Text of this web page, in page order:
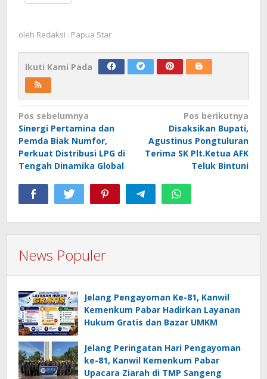
oleh Redaksi : Papua Star
Ikuti Kami Pada
Navigasi
pos
Pos sebelumnya
Sinergi Pertamina dan
Pemda Biak Numfor,
Perkuat Distribusi LPG di
Tengah Dinamika Global
Pos berikutnya
Disaksikan Bupati,
Agustinus Pongtuluran
Terima SK Plt.Ketua AFK
Teluk Bintuni
News Populer
Jelang Pengayoman Ke-81, Kanwil
Kemenkum Pabar Hadirkan Layanan
Hukum Gratis dan Bazar UMKM
Jelang Peringatan Hari Pengayoman
ke-81, Kanwil Kemenkum Pabar
Upacara Ziarah di TMP Sangeng